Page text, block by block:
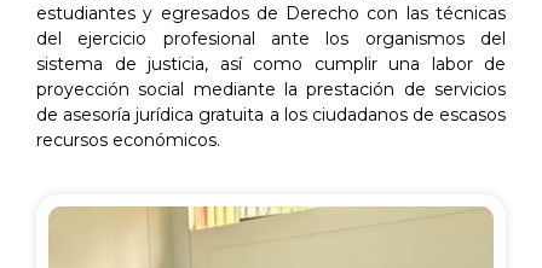
estudiantes y egresados de Derecho con las técnicas
del ejercicio profesional ante los organismos del
sistema de justicia, así como cumplir una labor de
proyección social mediante la prestación de servicios
de asesoría jurídica gratuita a los ciudadanos de escasos
recursos económicos.